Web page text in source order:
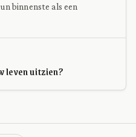
binnenste als een
leven uitzien?